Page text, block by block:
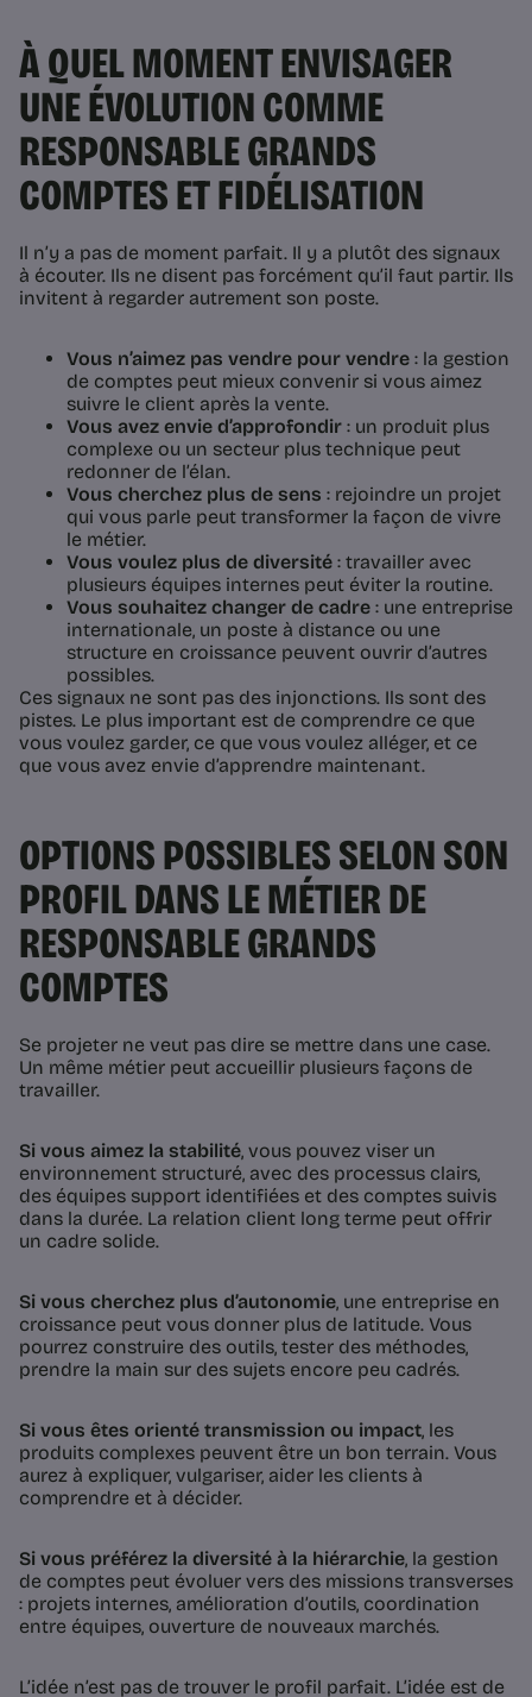
À QUEL MOMENT ENVISAGER
UNE ÉVOLUTION COMME
RESPONSABLE GRANDS
COMPTES ET FIDÉLISATION
Il n’y a pas de moment parfait. Il y a plutôt des signaux
à écouter. Ils ne disent pas forcément qu’il faut partir. Ils
invitent à regarder autrement son poste.
Vous n’aimez pas vendre pour vendre : la gestion
de comptes peut mieux convenir si vous aimez
suivre le client après la vente.
Vous avez envie d’approfondir : un produit plus
complexe ou un secteur plus technique peut
redonner de l’élan.
Vous cherchez plus de sens : rejoindre un projet
qui vous parle peut transformer la façon de vivre
le métier.
Vous voulez plus de diversité : travailler avec
plusieurs équipes internes peut éviter la routine.
Vous souhaitez changer de cadre : une entreprise
internationale, un poste à distance ou une
structure en croissance peuvent ouvrir d’autres
possibles.
Ces signaux ne sont pas des injonctions. Ils sont des
pistes. Le plus important est de comprendre ce que
vous voulez garder, ce que vous voulez alléger, et ce
que vous avez envie d’apprendre maintenant.
OPTIONS POSSIBLES SELON SON
PROFIL DANS LE MÉTIER DE
RESPONSABLE GRANDS
COMPTES
Se projeter ne veut pas dire se mettre dans une case.
Un même métier peut accueillir plusieurs façons de
travailler.
Si vous aimez la stabilité, vous pouvez viser un
environnement structuré, avec des processus clairs,
des équipes support identifiées et des comptes suivis
dans la durée. La relation client long terme peut offrir
un cadre solide.
Si vous cherchez plus d’autonomie, une entreprise en
croissance peut vous donner plus de latitude. Vous
pourrez construire des outils, tester des méthodes,
prendre la main sur des sujets encore peu cadrés.
Si vous êtes orienté transmission ou impact, les
produits complexes peuvent être un bon terrain. Vous
aurez à expliquer, vulgariser, aider les clients à
comprendre et à décider.
Si vous préférez la diversité à la hiérarchie, la gestion
de comptes peut évoluer vers des missions transverses
: projets internes, amélioration d’outils, coordination
entre équipes, ouverture de nouveaux marchés.
L’idée n’est pas de trouver le profil parfait. L’idée est de